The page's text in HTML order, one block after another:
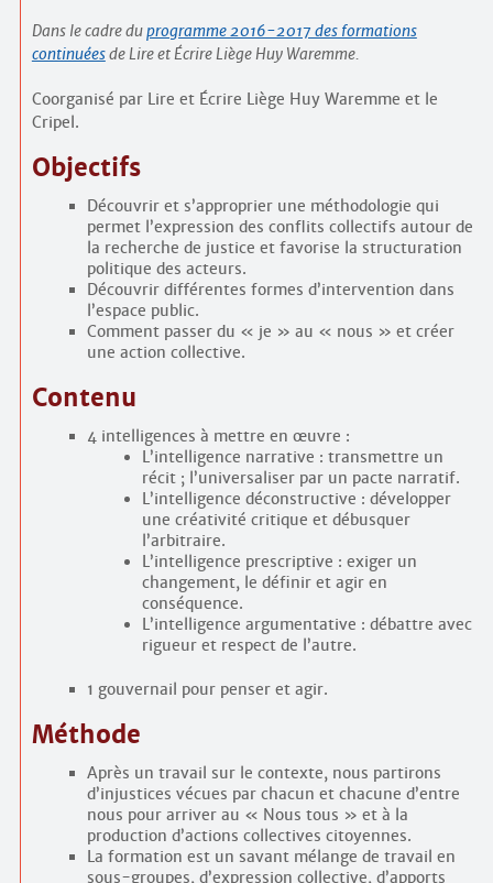
Dans le cadre duprogramme 2016-2017 des formations
continuéesde Lire et Écrire Liège Huy Waremme.
Coorganisé par Lire et Écrire Liège Huy Waremme et le
Cripel.
Objectifs
Découvrir et s’approprier une méthodologie qui
permet l’expression des conflits collectifs autour de
la recherche de justice et favorise la structuration
politique des acteurs.
Découvrir différentes formes d’intervention dans
l’espace public.
Comment passer du « je » au « nous » et créer
une action collective.
Contenu
4 intelligences à mettre en œuvre :
L’intelligence narrative : transmettre un
récit ; l’universaliser par un pacte narratif.
L’intelligence déconstructive : développer
une créativité critique et débusquer
l’arbitraire.
L’intelligence prescriptive : exiger un
changement, le définir et agir en
conséquence.
L’intelligence argumentative : débattre avec
rigueur et respect de l’autre.
1 gouvernail pour penser et agir.
Méthode
Après un travail sur le contexte, nous partirons
d’injustices vécues par chacun et chacune d’entre
nous pour arriver au « Nous tous » et à la
production d’actions collectives citoyennes.
La formation est un savant mélange de travail en
sous-groupes, d’expression collective, d’apports